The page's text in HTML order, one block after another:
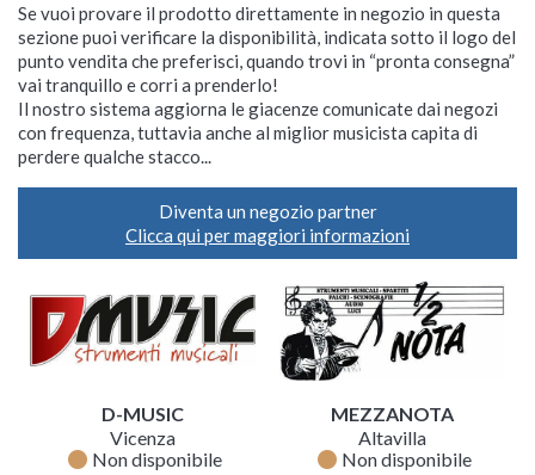
Se vuoi provare il prodotto direttamente in negozio in questa
sezione puoi verificare la disponibilità, indicata sotto il logo del
punto vendita che preferisci, quando trovi in “pronta consegna”
vai tranquillo e corri a prenderlo!
Il nostro sistema aggiorna le giacenze comunicate dai negozi
con frequenza, tuttavia anche al miglior musicista capita di
perdere qualche stacco...
Diventa un negozio partner
Clicca qui per maggiori informazioni
D-MUSIC
Vicenza
fiber_manual_record Non disponibile
MEZZANOTA
Altavilla
fiber_manual_record Non disponibile